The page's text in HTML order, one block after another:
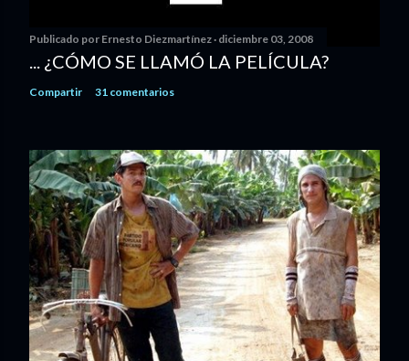
Publicado por Ernesto Diezmartínez diciembre 03, 2008
... ¿CÓMO SE LLAMÓ LA PELÍCULA?
Compartir 31 comentarios